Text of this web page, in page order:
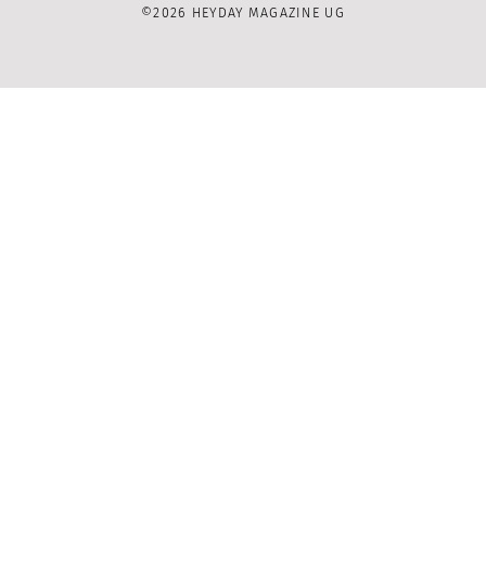
©2026 HEYDAY MAGAZINE UG